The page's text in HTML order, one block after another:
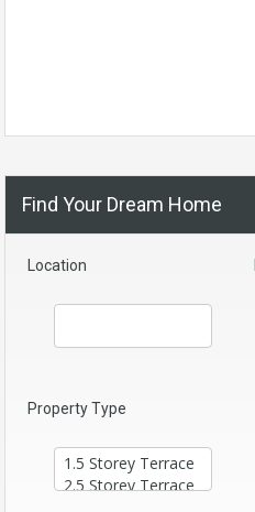
Find Your Dream Home
Location
Property Type